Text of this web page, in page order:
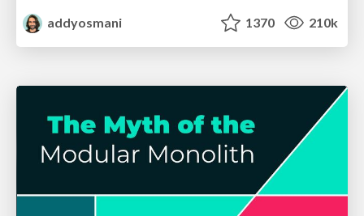
addyosmani
1370 210k